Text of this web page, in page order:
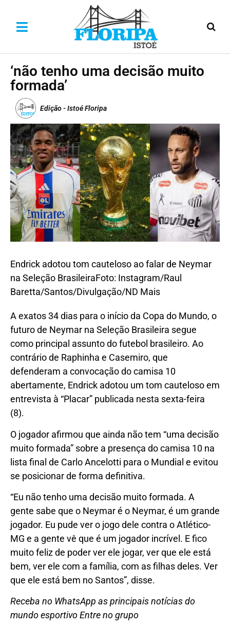
‘não tenho uma decisão muito
formada’
Edição - Istoé Floripa
Endrick adotou tom cauteloso ao falar de Neymar
na Seleção BrasileiraFoto: Instagram/Raul
Baretta/Santos/Divulgação/ND Mais
A exatos 34 dias para o início da Copa do Mundo, o
futuro de Neymar na Seleção Brasileira segue
como principal assunto do futebol brasileiro. Ao
contrário de Raphinha e Casemiro, que
defenderam a convocação do camisa 10
abertamente, Endrick adotou um tom cauteloso em
entrevista à “Placar” publicada nesta sexta-feira
(8).
O jogador afirmou que ainda não tem “uma decisão
muito formada” sobre a presença do camisa 10 na
lista final de Carlo Ancelotti para o Mundial e evitou
se posicionar de forma definitiva.
“Eu não tenho uma decisão muito formada. A
gente sabe que o Neymar é o Neymar, é um grande
jogador. Eu pude ver o jogo dele contra o Atlético-
MG e a gente vê que é um jogador incrível. E fico
muito feliz de poder ver ele jogar, ver que ele está
bem, ver ele com a família, com as filhas deles. Ver
que ele está bem no Santos”, disse.
Receba no WhatsApp as principais notícias do
mundo esportivoEntre no grupo